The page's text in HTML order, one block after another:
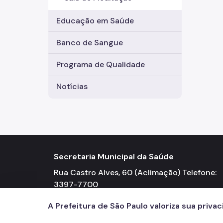
Educação em Saúde
Banco de Sangue
Programa de Qualidade
Notícias
Secretaria Municipal da Saúde
Rua Castro Alves, 60 (Aclimação) Telefone:
3397-7700
A Prefeitura de São Paulo valoriza sua